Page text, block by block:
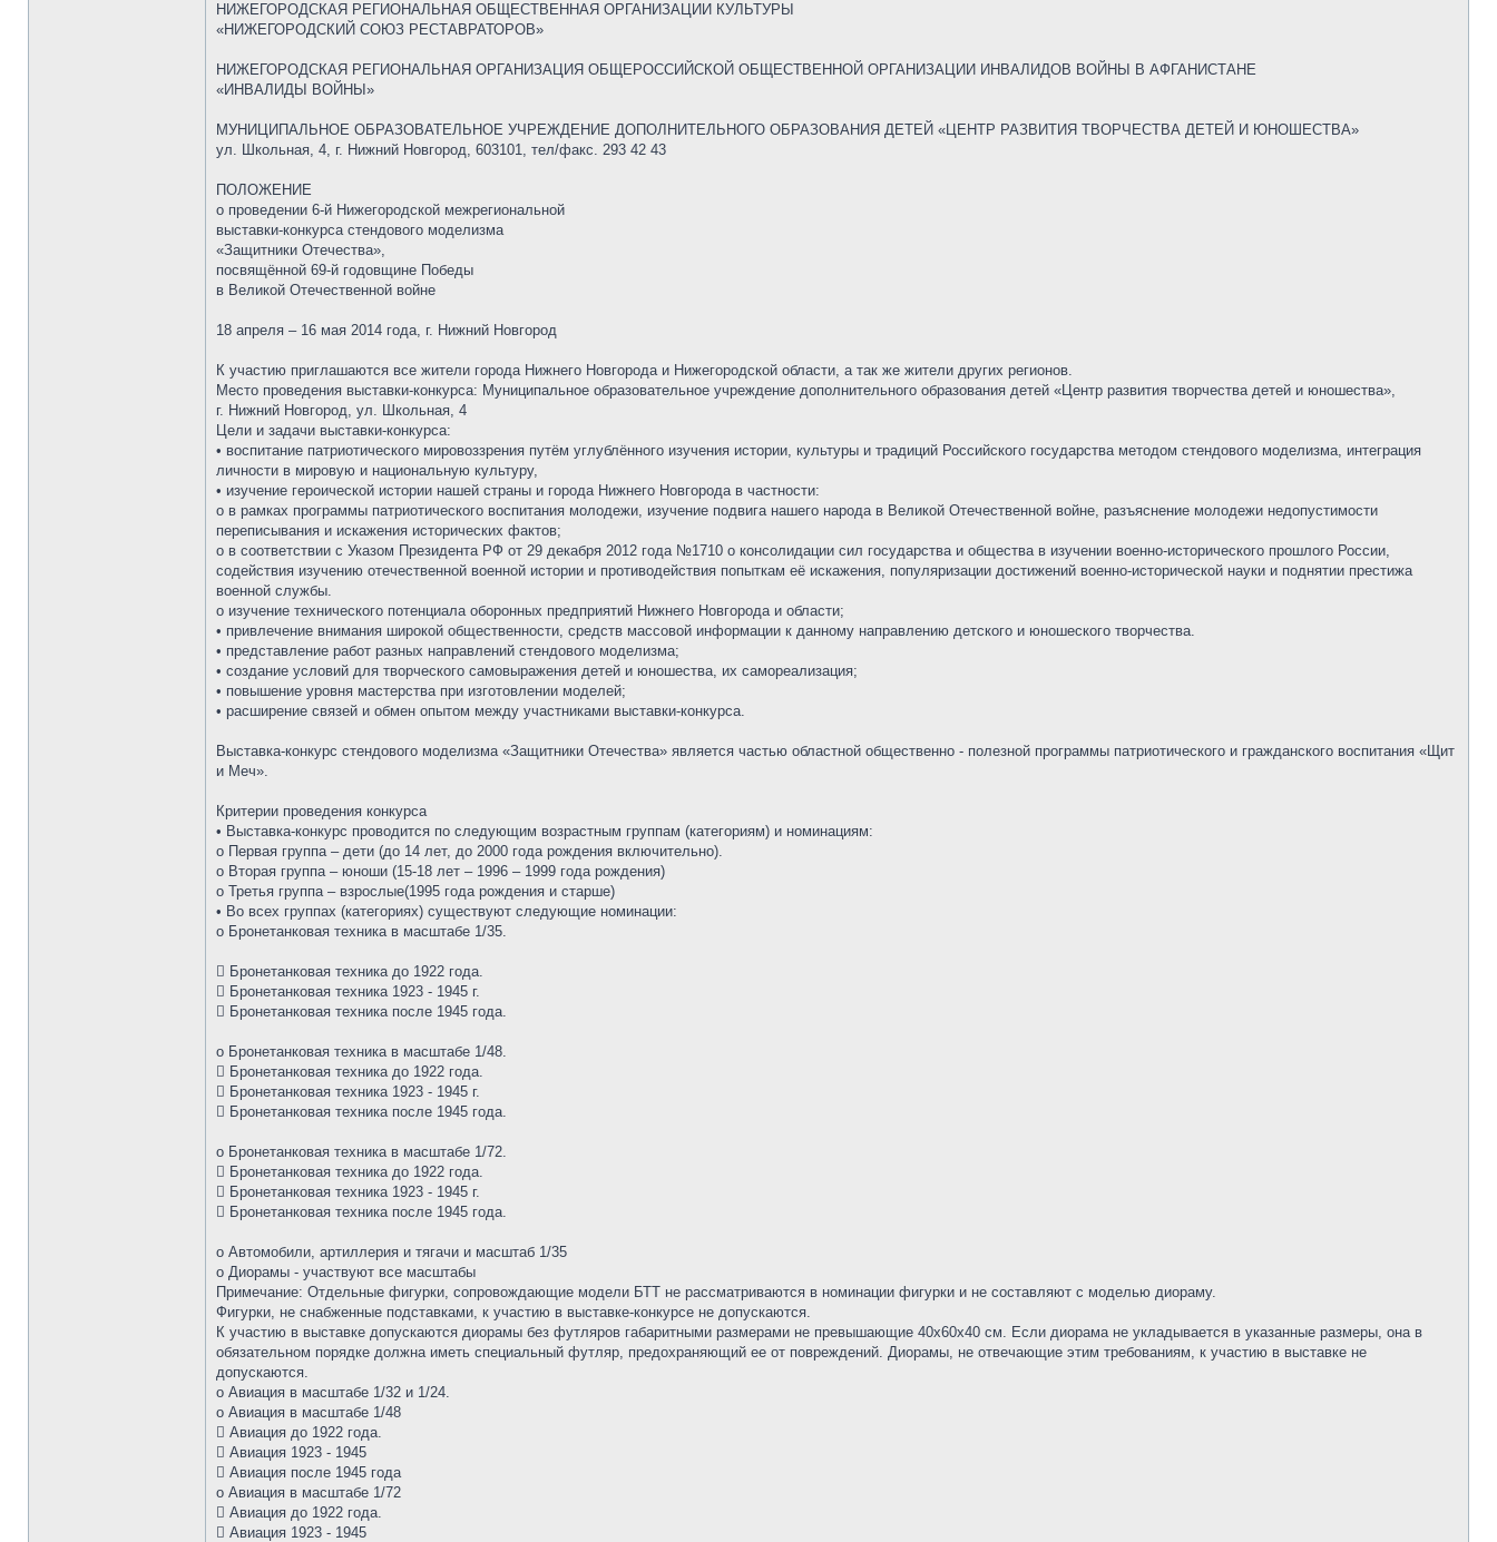
НИЖЕГОРОДСКАЯ РЕГИОНАЛЬНАЯ ОБЩЕСТВЕННАЯ ОРГАНИЗАЦИИ КУЛЬТУРЫ
«НИЖЕГОРОДСКИЙ СОЮЗ РЕСТАВРАТОРОВ»
НИЖЕГОРОДСКАЯ РЕГИОНАЛЬНАЯ ОРГАНИЗАЦИЯ ОБЩЕРОССИЙСКОЙ ОБЩЕСТВЕННОЙ ОРГАНИЗАЦИИ ИНВАЛИДОВ ВОЙНЫ В АФГАНИСТАНЕ
«ИНВАЛИДЫ ВОЙНЫ»
МУНИЦИПАЛЬНОЕ ОБРАЗОВАТЕЛЬНОЕ УЧРЕЖДЕНИЕ ДОПОЛНИТЕЛЬНОГО ОБРАЗОВАНИЯ ДЕТЕЙ «ЦЕНТР РАЗВИТИЯ ТВОРЧЕСТВА ДЕТЕЙ И ЮНОШЕСТВА»
ул. Школьная, 4, г. Нижний Новгород, 603101, тел/факс. 293 42 43
ПОЛОЖЕНИЕ
о проведении 6-й Нижегородской межрегиональной
выставки-конкурса стендового моделизма
«Защитники Отечества»,
посвящённой 69-й годовщине Победы
в Великой Отечественной войне
18 апреля – 16 мая 2014 года, г. Нижний Новгород
К участию приглашаются все жители города Нижнего Новгорода и Нижегородской области, а так же жители других регионов.
Место проведения выставки-конкурса: Муниципальное образовательное учреждение дополнительного образования детей «Центр развития творчества детей и юношества»,
г. Нижний Новгород, ул. Школьная, 4
Цели и задачи выставки-конкурса:
• воспитание патриотического мировоззрения путём углублённого изучения истории, культуры и традиций Российского государства методом стендового моделизма, интеграция
личности в мировую и национальную культуру,
• изучение героической истории нашей страны и города Нижнего Новгорода в частности:
o в рамках программы патриотического воспитания молодежи, изучение подвига нашего народа в Великой Отечественной войне, разъяснение молодежи недопустимости
переписывания и искажения исторических фактов;
o в соответствии с Указом Президента РФ от 29 декабря 2012 года №1710 о консолидации сил государства и общества в изучении военно-исторического прошлого России,
содействия изучению отечественной военной истории и противодействия попыткам её искажения, популяризации достижений военно-исторической науки и поднятии престижа
военной службы.
o изучение технического потенциала оборонных предприятий Нижнего Новгорода и области;
• привлечение внимания широкой общественности, средств массовой информации к данному направлению детского и юношеского творчества.
• представление работ разных направлений стендового моделизма;
• создание условий для творческого самовыражения детей и юношества, их самореализация;
• повышение уровня мастерства при изготовлении моделей;
• расширение связей и обмен опытом между участниками выставки-конкурса.
Выставка-конкурс стендового моделизма «Защитники Отечества» является частью областной общественно - полезной программы патриотического и гражданского воспитания «Щит
и Меч».
Критерии проведения конкурса
• Выставка-конкурс проводится по следующим возрастным группам (категориям) и номинациям:
o Первая группа – дети (до 14 лет, до 2000 года рождения включительно).
o Вторая группа – юноши (15-18 лет – 1996 – 1999 года рождения)
o Третья группа – взрослые(1995 года рождения и старше)
• Во всех группах (категориях) существуют следующие номинации:
o Бронетанковая техника в масштабе 1/35.
 Бронетанковая техника до 1922 года.
 Бронетанковая техника 1923 - 1945 г.
 Бронетанковая техника после 1945 года.
o Бронетанковая техника в масштабе 1/48.
 Бронетанковая техника до 1922 года.
 Бронетанковая техника 1923 - 1945 г.
 Бронетанковая техника после 1945 года.
o Бронетанковая техника в масштабе 1/72.
 Бронетанковая техника до 1922 года.
 Бронетанковая техника 1923 - 1945 г.
 Бронетанковая техника после 1945 года.
o Автомобили, артиллерия и тягачи и масштаб 1/35
o Диорамы - участвуют все масштабы
Примечание: Отдельные фигурки, сопровождающие модели БТТ не рассматриваются в номинации фигурки и не составляют с моделью диораму.
Фигурки, не снабженные подставками, к участию в выставке-конкурсе не допускаются.
К участию в выставке допускаются диорамы без футляров габаритными размерами не превышающие 40х60х40 см. Если диорама не укладывается в указанные размеры, она в
обязательном порядке должна иметь специальный футляр, предохраняющий ее от повреждений. Диорамы, не отвечающие этим требованиям, к участию в выставке не
допускаются.
o Авиация в масштабе 1/32 и 1/24.
o Авиация в масштабе 1/48
 Авиация до 1922 года.
 Авиация 1923 - 1945
 Авиация после 1945 года
o Авиация в масштабе 1/72
 Авиация до 1922 года.
 Авиация 1923 - 1945